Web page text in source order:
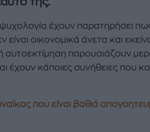
ψυχολογία έχουν παρατηρήσει
είναι οικονομικά άνετα και
αυτοεκτίμηση παρουσιάζουν
έχουν κάποιες συνήθειες που
που είναι βαθιά
ΔΑΦΝΗ ΚΑΡΑΒΟΚΥΡΗ